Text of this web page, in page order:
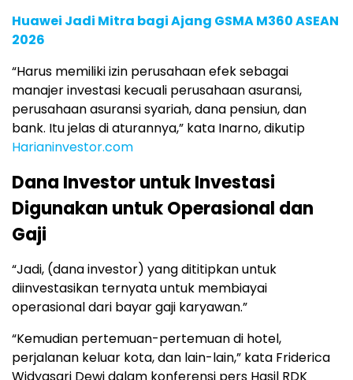
Huawei Jadi Mitra bagi Ajang GSMA M360 ASEAN
2026
“Harus memiliki izin perusahaan efek sebagai
manajer investasi kecuali perusahaan asuransi,
perusahaan asuransi syariah, dana pensiun, dan
bank. Itu jelas di aturannya,” kata Inarno, dikutip
Harianinvestor.com
Dana Investor untuk Investasi
Digunakan untuk Operasional dan
Gaji
“Jadi, (dana investor) yang dititipkan untuk
diinvestasikan ternyata untuk membiayai
operasional dari bayar gaji karyawan.”
“Kemudian pertemuan-pertemuan di hotel,
perjalanan keluar kota, dan lain-lain,” kata Friderica